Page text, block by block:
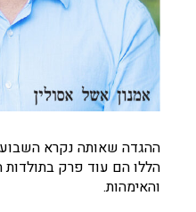
ההגדה שאותה נקרא
הללו הם עוד פרק
והאימהות.